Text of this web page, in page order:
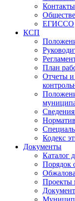
Контакты
ЕГИССО
КСП
План
Отчеты
Кодекс
Документы
Каталог
Порядок
Проекты